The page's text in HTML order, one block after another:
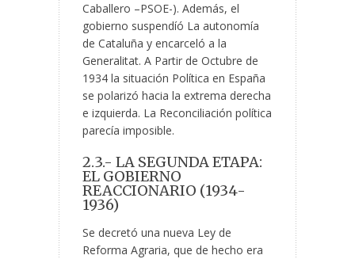
Caballero –PSOE-). Además, el
gobierno suspendíó La autonomía
de Cataluña y encarceló a la
Generalitat. A Partir de Octubre de
1934 la situación Política en España
se polarizó hacia la extrema derecha
e izquierda. La Reconciliación política
parecía imposible.
2.3.- LA SEGUNDA ETAPA:
EL GOBIERNO
REACCIONARIO (1934-
1936)
Se decretó una nueva Ley de
Reforma Agraria, que de hecho era